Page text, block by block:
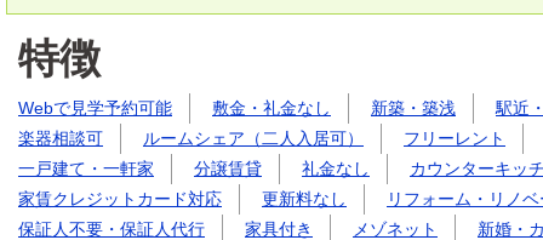
特徴
Webで見学予約可能 敷金・礼金なし 新築・築浅
駅近
楽器相談可
ルームシェア（二人入居可）
フリーレント
一戸建て・一軒家
分譲賃貸 礼金なし
カウンターキッ
家賃クレジットカード対応
更新料なし
リフォーム・リノ
保証人不要・保証人代行
家具付き メゾネット
新婚・